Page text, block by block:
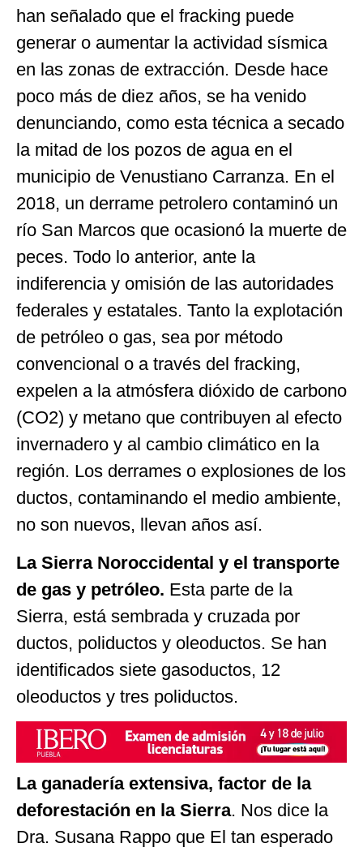
han señalado que el fracking puede
generar o aumentar la actividad sísmica
en las zonas de extracción. Desde hace
poco más de diez años, se ha venido
denunciando, como esta técnica a secado
la mitad de los pozos de agua en el
municipio de Venustiano Carranza. En el
2018, un derrame petrolero contaminó un
río San Marcos que ocasionó la muerte de
peces. Todo lo anterior, ante la
indiferencia y omisión de las autoridades
federales y estatales. Tanto la explotación
de petróleo o gas, sea por método
convencional o a través del fracking,
expelen a la atmósfera dióxido de carbono
(CO2) y metano que contribuyen al efecto
invernadero y al cambio climático en la
región. Los derrames o explosiones de los
ductos, contaminando el medio ambiente,
no son nuevos, llevan años así.
La Sierra Noroccidental y el transporte
de gas y petróleo. Esta parte de la
Sierra, está sembrada y cruzada por
ductos, poliductos y oleoductos. Se han
identificados siete gasoductos, 12
oleoductos y tres poliductos.
La ganadería extensiva, factor de la
deforestación en la Sierra. Nos dice la
Dra. Susana Rappo que El tan esperado